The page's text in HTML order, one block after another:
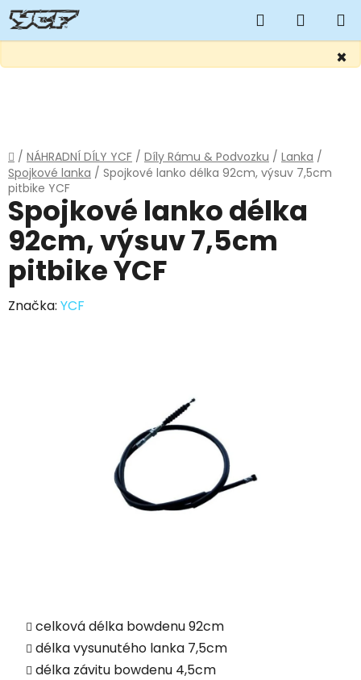
×
Hledat
KOŠÍK
Domů
/ NÁHRADNÍ DÍLY YCF / Díly Rámu & Podvozku / Lanka /
Spojkové lanka / Spojkové lanko délka 92cm, výsuv 7,5cm
pitbike YCF
celková délka bowdenu 92cm
délka vysunutého lanka 7,5cm
délka závitu bowdenu 4,5cm
Spojkové lanko délka
92cm, výsuv 7,5cm
pitbike YCF
Značka: YCF